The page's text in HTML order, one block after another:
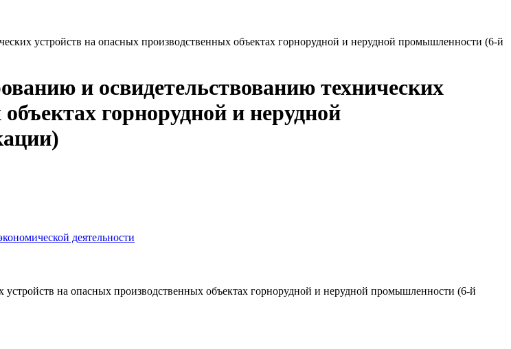
устройств на опасных производственных объектах горнорудной и нерудной промышленности (6-й
и освидетельствованию технических
горнорудной и нерудной
деятельности
на опасных производственных объектах горнорудной и нерудной промышленности (6-й